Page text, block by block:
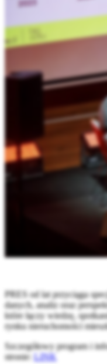
PRES od lat przyciąga
danych, analiz oraz
które łączy wiedzę,
rynku nieruchomości
Szczegółowy program i
stronie: LINK